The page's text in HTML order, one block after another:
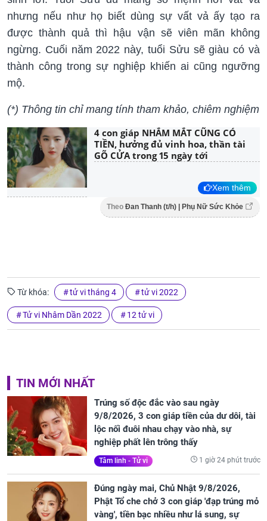
nhưng nếu như họ biết dùng sự vất vả ấy tạo ra
được thành quả thì hậu vận sẽ viên mãn không
ngừng. Cuối năm 2022 này, tuổi Sửu sẽ giàu có và
thành công trong sự nghiệp khiến ai cũng ngưỡng
mộ.
(*) Thông tin chỉ mang tính tham khảo, chiêm nghiệm
4 con giáp NHẮM MẮT CŨNG CÓ
TIỀN, hưởng đủ vinh hoa, thần tài
GÕ CỬA trong 15 ngày tới
Xem thêm
Theo Đan Thanh (t/h) | Phụ Nữ Sức Khỏe
Từ khóa: tử vi tháng 4 tử vi 2022
Tử vi Nhâm Dần 2022 12 tử vi
TIN MỚI NHẤT
Trúng số độc đắc vào sau ngày
9/8/2026, 3 con giáp tiền của dư dôi, tài
lộc nối đuôi nhau chạy vào nhà, sự
nghiệp phất lên trông thấy
Tâm linh - Tử vi 1 giờ 24 phút trước
Đúng ngày mai, Chủ Nhật 9/8/2026,
Phật Tổ che chở 3 con giáp 'đạp trúng mỏ
vàng', tiền bạc nhiều như lá sung, sự